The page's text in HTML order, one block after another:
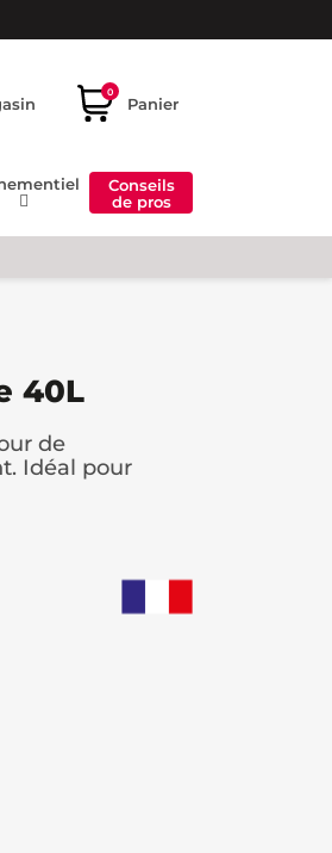
0
Panier
Conseils
de pros
40L
de
Idéal pour